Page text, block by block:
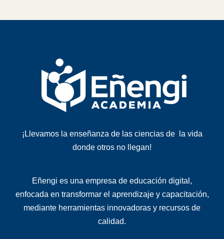
¡Llevamos la enseñanza de las ciencias de la vida
donde otros no llegan!
Eñengi es una empresa de educación digital ,
enfocada en transformar el aprendizaje y capacitación,
mediante herramientas innovadoras y recursos de
calidad.